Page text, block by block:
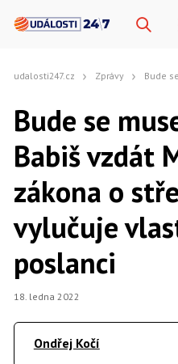
udalosti247.cz Zprávy Bude se muset
Bude se
Babiš vzdát
zákona o
vylučuje
poslanci
18. ledna 2022
Ondřej Kočí